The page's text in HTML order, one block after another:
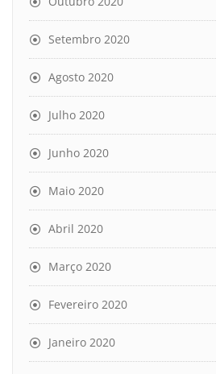
Setembro 2020
Agosto 2020
Julho 2020
Junho 2020
Maio 2020
Abril 2020
Março 2020
Fevereiro 2020
Janeiro 2020